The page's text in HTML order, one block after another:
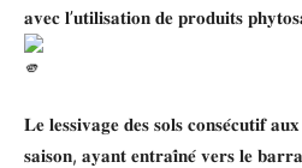
𝐚𝐯𝐞𝐜 𝐥’𝐮𝐭𝐢𝐥𝐢𝐬𝐚𝐭𝐢𝐨𝐧 𝐝𝐞 𝐩𝐫𝐨𝐝𝐮𝐢𝐭𝐬
𝐋𝐞 𝐥𝐞𝐬𝐬𝐢𝐯𝐚𝐠𝐞 𝐝𝐞𝐬 𝐬𝐨𝐥𝐬 𝐜𝐨𝐧𝐬𝐞́𝐜𝐮𝐭𝐢𝐟
𝐬𝐚𝐢𝐬𝐨𝐧, 𝐚𝐲𝐚𝐧𝐭 𝐞𝐧𝐭𝐫𝐚𝐢̂𝐧𝐞́ 𝐯𝐞𝐫𝐬 𝐥𝐞